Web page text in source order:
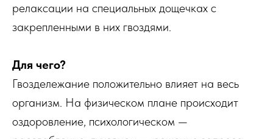
релаксации на специальных дощечках с
закрепленными в них гвоздями.
Для чего?
Гвоздележание положительно влияет на весь
организм. На физическом плане происходит
оздоровление, психологическом —